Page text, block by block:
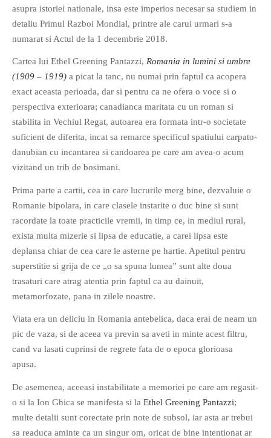
mind games, then this is the
book for you. Take the
challenge of creating your
famous movies by using the
very letters of their titles!
RASFOIESTE
PAGINI
Ce fac?
Contact
Descarca povestirea Floare
Albastra!
Download 101 Movie
PRIETENI APROPIATI
PRIETENI DIN AFARA BRESLEI
GloryBox.ro
Vreau-schimbare.ro
asupra istoriei nationale, insa este imperios necesar sa studiem in
detaliu Primul Razboi Mondial, printre ale carui urmari s-a
numarat si Actul de la 1 decembrie 2018.
Cartea lui Ethel Greening Pantazzi, Romania in lumini si umbre
(1909 – 1919) a picat la tanc, nu numai prin faptul ca acopera
exact aceasta perioada, dar si pentru ca ne ofera o voce si o
perspectiva exterioara; canadianca maritata cu un roman si
stabilita in Vechiul Regat, autoarea era formata intr-o societate
suficient de diferita, incat sa remarce specificul spatiului carpato-
danubian cu incantarea si candoarea pe care am avea-o acum
vizitand un trib de bosimani.
Prima parte a cartii, cea in care lucrurile merg bine, dezvaluie o
Romanie bipolara, in care clasele instarite o duc bine si sunt
racordate la toate practicile vremii, in timp ce, in mediul rural,
exista multa mizerie si lipsa de educatie, a carei lipsa este
deplansa chiar de cea care le asterne pe hartie. Apetitul pentru
superstitie si grija de ce „o sa spuna lumea” sunt alte doua
trasaturi care atrag atentia prin faptul ca au dainuit,
metamorfozate, pana in zilele noastre.
Viata era un deliciu in Romania antebelica, daca erai de neam un
pic de vaza, si de aceea va previn sa aveti in minte acest filtru,
cand va lasati cuprinsi de regrete fata de o epoca glorioasa
apusa.
De asemenea, aceeasi instabilitate a memoriei pe care am regasit-
o si la Ion Ghica se manifesta si la Ethel Greening Pantazzi;
multe detalii sunt corectate prin note de subsol, iar asta ar trebui
sa readuca aminte ca un singur om, oricat de bine intentionat ar